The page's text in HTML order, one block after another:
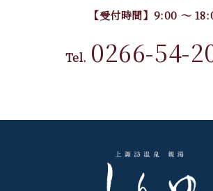
【受付時間】9:00 〜
Tel. 0266-54-